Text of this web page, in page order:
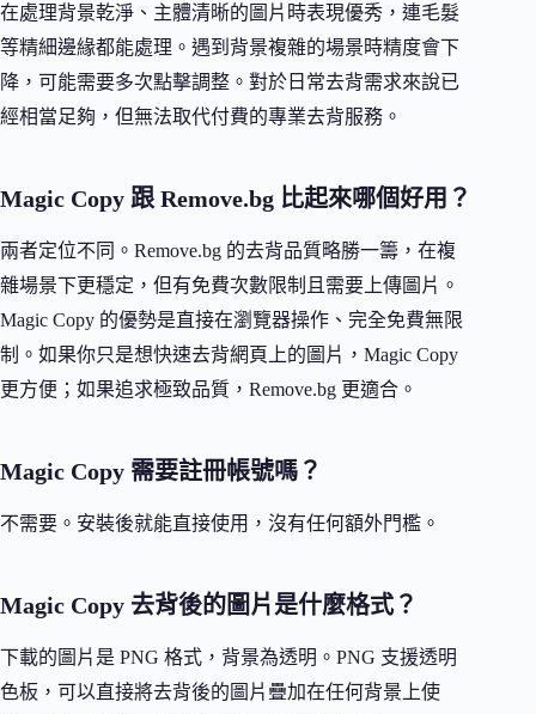
在處理背景乾淨、主體清晰的圖片時表現優秀，連毛髮
等精細邊緣都能處理。遇到背景複雜的場景時精度會下
降，可能需要多次點擊調整。對於日常去背需求來說已
經相當足夠，但無法取代付費的專業去背服務。
Magic Copy 跟 Remove.bg 比起來哪個好用？
兩者定位不同。Remove.bg 的去背品質略勝一籌，在複
雜場景下更穩定，但有免費次數限制且需要上傳圖片。
Magic Copy 的優勢是直接在瀏覽器操作、完全免費無限
制。如果你只是想快速去背網頁上的圖片，Magic Copy
更方便；如果追求極致品質，Remove.bg 更適合。
Magic Copy 需要註冊帳號嗎？
不需要。安裝後就能直接使用，沒有任何額外門檻。
Magic Copy 去背後的圖片是什麼格式？
下載的圖片是 PNG 格式，背景為透明。PNG 支援透明
色板，可以直接將去背後的圖片疊加在任何背景上使